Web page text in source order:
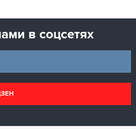
в соцсетях